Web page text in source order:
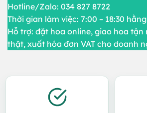
Hotline/Zalo: 034 827 8722
Thời gian làm việc: 7:00 – 18:30
Hỗ trợ: đặt hoa online, giao hoa tận
thật, xuất hóa đơn VAT cho doanh